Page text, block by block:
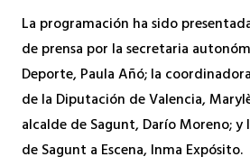
La programación ha sido
de prensa por la secretaria
Deporte, Paula Añó; la
de la Diputación de Valencia,
alcalde de Sagunt, Darío Moreno;
de Sagunt a Escena, Inma Expósito.